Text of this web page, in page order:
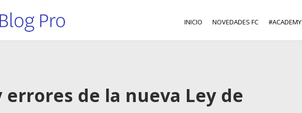
INICIO NOVEDADES FC #ACADEMY
errores de la nueva Ley de